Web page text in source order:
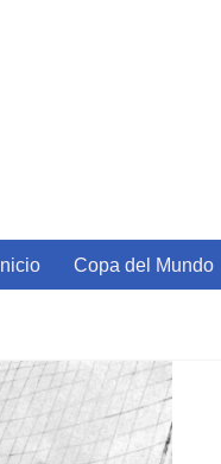
Inicio Copa del Mundo